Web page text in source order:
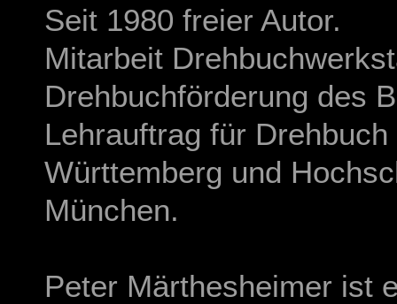
Seit 1980 freier Autor.
Mitarbeit
Drehbuchförderung des
Lehrauftrag für
Württemberg und
München.
Peter Märthesheimer ist